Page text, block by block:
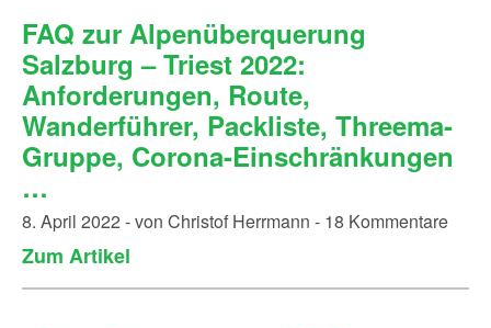
FAQ zur Alpenüberquerung
Salzburg – Triest 2022:
Anforderungen, Route,
Wanderführer, Packliste, Threema-
Gruppe, Corona-Einschränkungen
…
8. April 2022 - von Christof Herrmann - 18 Kommentare
Zum Artikel